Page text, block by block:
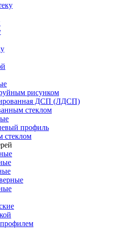
рисунком
ДСП (ЛДСП)
стеклом
профиль
стеклом